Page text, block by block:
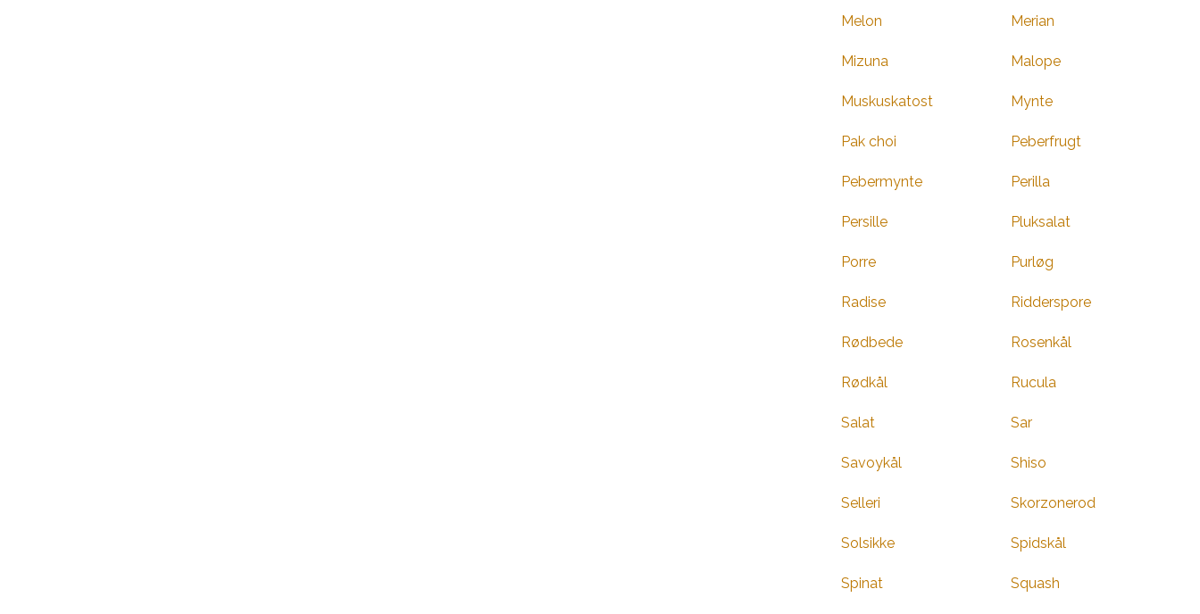
Melon Merian
Mizuna Malope
Muskuskatost Mynte
Pak choi Peberfrugt
Pebermynte Perilla
Persille Pluksalat
Porre Purløg
Radise Ridderspore
Rødbede Rosenkål
Rødkål Rucula
Salat Sar
Savoykål Shiso
Selleri Skorzonerod
Solsikke Spidskål
Spinat Squash